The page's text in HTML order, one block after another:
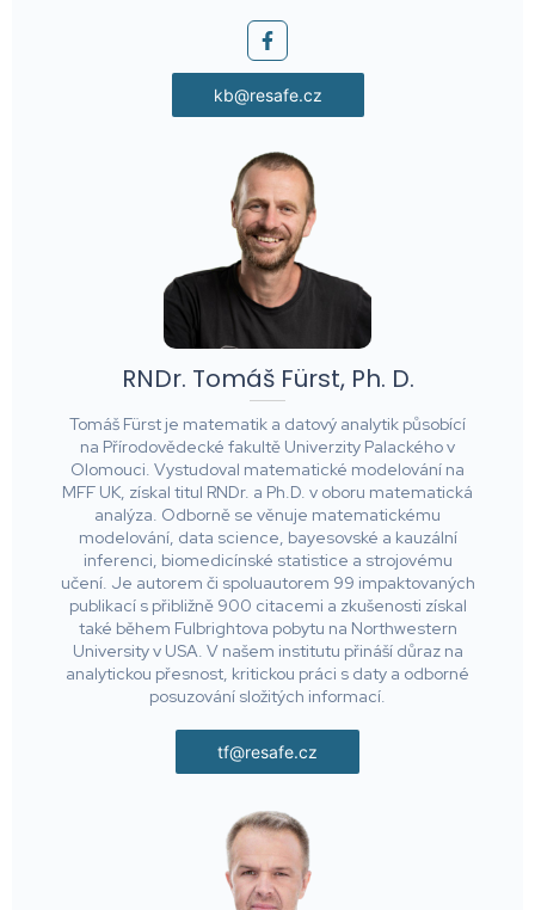
kb@resafe.cz
RNDr. Tomáš Fürst, Ph. D.
Tomáš Fürst je matematik a datový analytik působící
na Přírodovědecké fakultě Univerzity Palackého v
Olomouci. Vystudoval matematické modelování na
MFF UK, získal titul RNDr. a Ph.D. v oboru matematická
analýza. Odborně se věnuje matematickému
modelování, data science, bayesovské a kauzální
inferenci, biomedicínské statistice a strojovému
učení. Je autorem či spoluautorem 99 impaktovaných
publikací s přibližně 900 citacemi a zkušenosti získal
také během Fulbrightova pobytu na Northwestern
University v USA. V našem institutu přináší důraz na
analytickou přesnost, kritickou práci s daty a odborné
posuzování složitých informací.
tf@resafe.cz